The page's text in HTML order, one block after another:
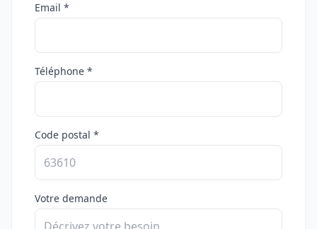
Email *
Téléphone *
Code postal *
Votre demande